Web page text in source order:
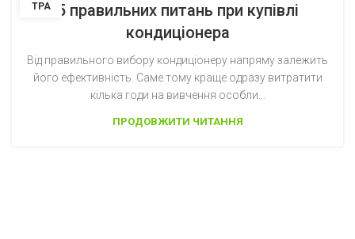
ТРА
5 правильних питань при купівлі
кондиціонера
Від правильного вибору кондиціонеру напряму залежить
його ефективність. Саме тому краще одразу витратити
кілька годи на вивчення особли...
ПРОДОВЖИТИ ЧИТАННЯ